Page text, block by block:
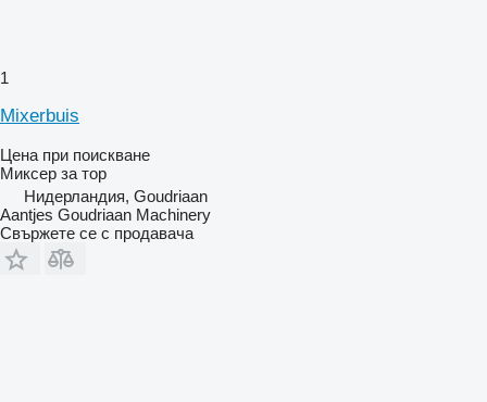
1
Mixerbuis
Цена при поискване
Миксер за тор
Нидерландия, Goudriaan
Aantjes Goudriaan Machinery
Свържете се с продавача